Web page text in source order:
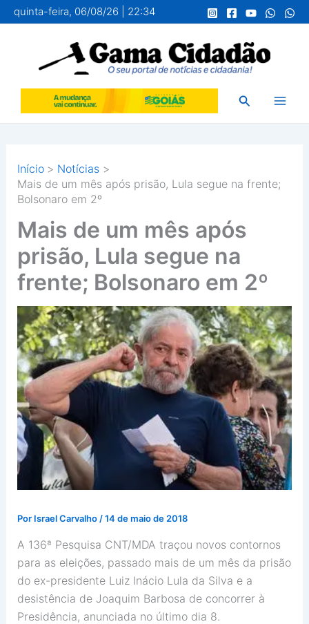
para
conteúdo
quinta-feira, 06/08/26 | 22:34
Pesquisar
Início
Notícias
Mais de um mês após prisão, Lula segue na frente;
Bolsonaro em 2º
Mais de um mês após
prisão, Lula segue na
frente; Bolsonaro em 2º
Por Israel Carvalho /14 de maio de 2018
A 136ª Pesquisa CNT/MDA traçou novos contornos
para as eleições, passado mais de um mês da prisão
do ex-presidente Luiz Inácio Lula da Silva e a
desistência de Joaquim Barbosa de concorrer à
Presidência, anunciada no último dia 8.